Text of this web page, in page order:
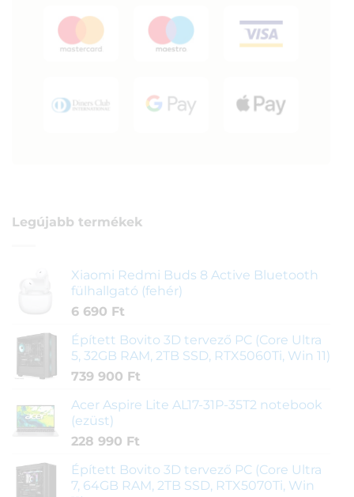
Legújabb termékek
Xiaomi Redmi Buds 8 Active Bluetooth
fülhallgató (fehér)
6 690 Ft
Épített Bovito 3D tervező PC (Core Ultra
5, 32GB RAM, 2TB SSD, RTX5060Ti, Win 11)
739 900 Ft
Acer Aspire Lite AL17-31P-35T2 notebook
(ezüst)
228 990 Ft
Épített Bovito 3D tervező PC (Core Ultra
7, 64GB RAM, 2TB SSD, RTX5070Ti, Win